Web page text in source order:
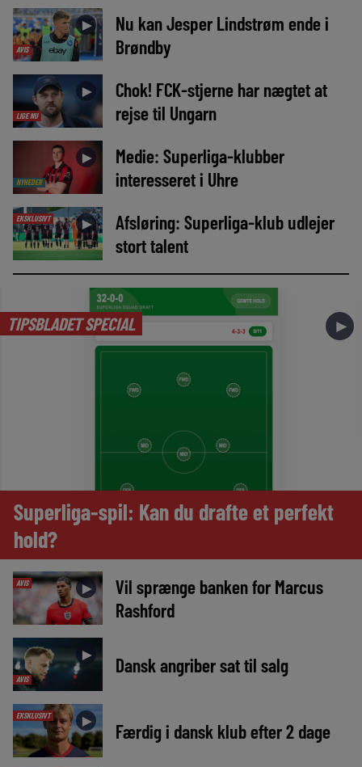
AVIS
►
Nu kan Jesper Lindstrøm ende i
Brøndby
LIGE NU
►
Chok! FCK-stjerne har nægtet at
rejse til Ungarn
NYHEDER
►
Medie: Superliga-klubber
interesseret i Uhre
EKSKLUSIVT ►
Afsløring: Superliga-klub udlejer
stort talent
TIPSBLADET SPECIAL ►
Superliga-spil: Kan du drafte et perfekt
hold?
AVIS ►
Vil sprænge banken for Marcus
Rashford
AVIS
► Dansk angriber sat til salg
EKSKLUSIVT ► Færdig i dansk klub efter 2 dage